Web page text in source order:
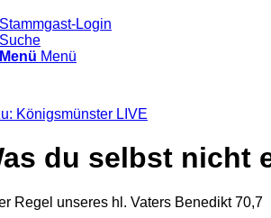
Stammgast-Login
Suche
Menü Menü
Königsmünster LIVE
du selbst nicht
Regel unseres hl. Vaters Benedikt 70,7